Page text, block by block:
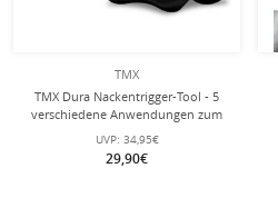
TMX
TMX Dura Nackentrigger-Tool - 5
verschiedene Anwendungen zum
Lösen von Verspannungen
UVP: 34,95€
29,90€